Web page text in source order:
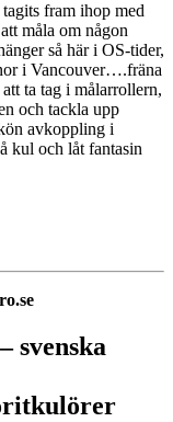
fram ihop med
måla om någon
så här i OS-tider,
i Vancouver….fräna
ta tag i målarrollern,
och tackla upp
avkoppling i
och låt fantasin
svenska